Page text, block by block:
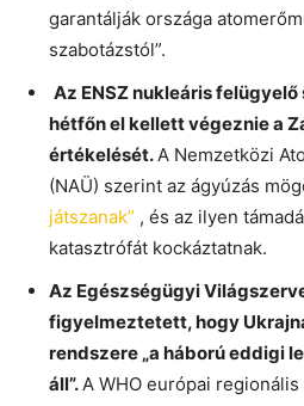
garantálják országa
szabotázstól”.
Az ENSZ nukleáris
hétfőn el kellett végeznie a
értékelését.A Nemzetközi
(NAÜ) szerint az ágyúzás
játszanak” , és az ilyen
katasztrófát kockáztatnak.
Az Egészségügyi
figyelmeztetett, hogy
rendszere „a háború eddigi
áll”.A WHO európai regionális